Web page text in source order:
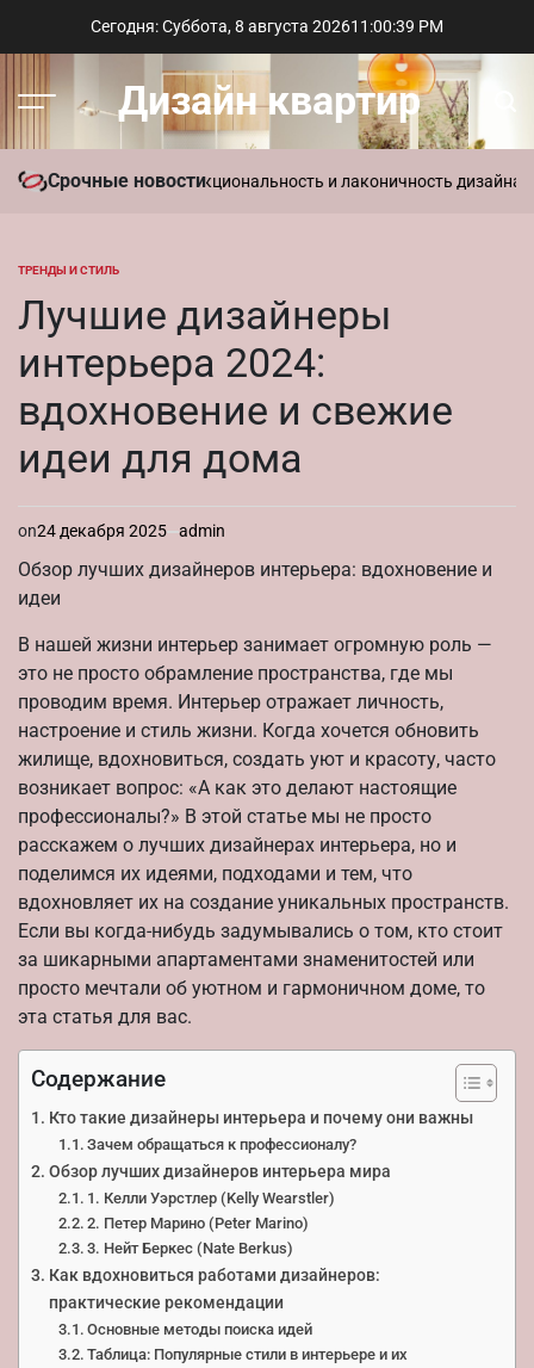
Сегодня: Суббота, 8 августа 202611 :00:40 PM
Меню Дизайн квартир
Срочные новости
интерьере: функциональность и лаконичность дизайна
ОПУБЛИКОВАНО
ТРЕНДЫ И СТИЛЬ
Лучшие дизайнеры
интерьера 2024:
вдохновение и свежие
идеи для дома
on24 декабря 2025 admin
Обзор лучших дизайнеров интерьера: вдохновение и
идеи
В нашей жизни интерьер занимает огромную роль —
это не просто обрамление пространства, где мы
проводим время. Интерьер отражает личность,
настроение и стиль жизни. Когда хочется обновить
жилище, вдохновиться, создать уют и красоту, часто
возникает вопрос: «А как это делают настоящие
профессионалы?» В этой статье мы не просто
расскажем о лучших дизайнерах интерьера, но и
поделимся их идеями, подходами и тем, что
вдохновляет их на создание уникальных пространств.
Если вы когда-нибудь задумывались о том, кто стоит
за шикарными апартаментами знаменитостей или
просто мечтали об уютном и гармоничном доме, то
эта статья для вас.
Содержание
Кто такие дизайнеры интерьера и почему они важны
Зачем обращаться к профессионалу?
Обзор лучших дизайнеров интерьера мира
1. Келли Уэрстлер (Kelly Wearstler)
2. Петер Марино (Peter Marino)
3. Нейт Беркес (Nate Berkus)
Как вдохновиться работами дизайнеров:
практические рекомендации
Основные методы поиска идей
Таблица: Популярные стили в интерьере и их